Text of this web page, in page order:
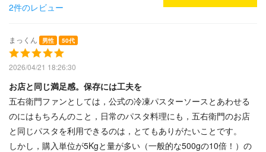
2件のレビュー
まっくん 男性 50代
2026/04/21 18:26:30
お店と同じ満足感。保存には工夫を
五右衛門ファンとしては，公式の冷凍パスターソースとあわせる
のにはもちろんのこと，日常のパスタ料理にも，五右衛門のお店
と同じパスタを利用できるのは，とてもありがたいことです。
しかし，購入単位が5Kgと量が多い（一般的な500gの10倍！）の